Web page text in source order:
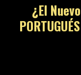
¿El